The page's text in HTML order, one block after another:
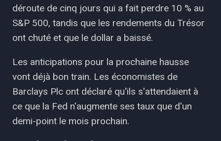
déroute de cinq jours qui a fait perdre 10 % au
S&P 500, tandis que les rendements du Trésor
ont chuté et que le dollar a baissé.
Les anticipations pour la prochaine hausse
vont déjà bon train. Les économistes de
Barclays Plc ont déclaré qu'ils s'attendaient à
ce que la Fed n'augmente ses taux que d'un
demi-point le mois prochain.